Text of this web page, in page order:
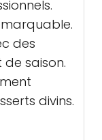
des
saison.
divins.